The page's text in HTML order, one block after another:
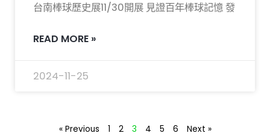
台南棒球歷史展11/30開展 見證百年棒球記憶 發
READ MORE »
2024-11-25
« Previous 1 2 3 4 5 6 Next »